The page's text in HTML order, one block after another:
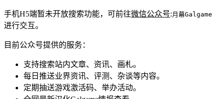
手机H5端暂未开放搜索功能，可前往微信公众号: 月幕Galgame
进行交互。
目前公众号提供的服务：
支持搜索站内文章、资讯、画札。
每日推送业界资讯、评测、杂谈等内容。
定期抽送游戏激活码、举办活动。